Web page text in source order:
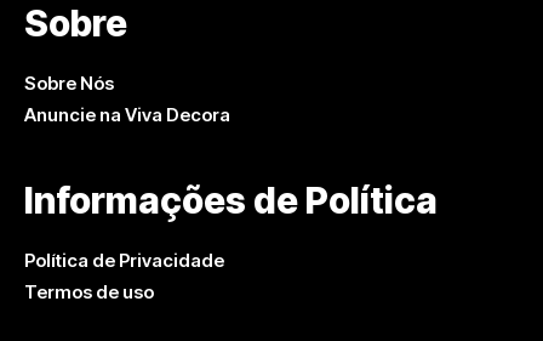
Sobre
Sobre Nós
Anuncie na Viva Decora
Informações de Política
Política de Privacidade
Termos de uso